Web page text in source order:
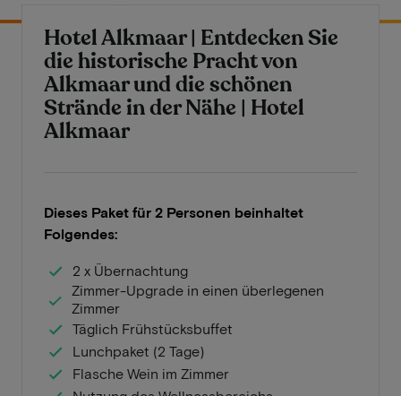
Hotel Alkmaar | Entdecken Sie
die historische Pracht von
Alkmaar und die schönen
Strände in der Nähe | Hotel
Alkmaar
Dieses Paket für 2 Personen beinhaltet
Folgendes:
2 x Übernachtung
Zimmer-Upgrade in einen überlegenen
Zimmer
Täglich Frühstücksbuffet
Lunchpaket (2 Tage)
Flasche Wein im Zimmer